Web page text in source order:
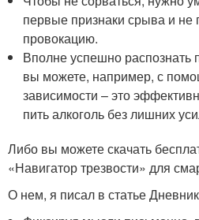
первые признаки срыва и не
провокацию.
Вполне успешно распознать
вы можете, например, с
зависимости – это
пить алкоголь без лишних
Либо вы можете скачать
«Навигатор трезвости» для
О нем, я писал в статье